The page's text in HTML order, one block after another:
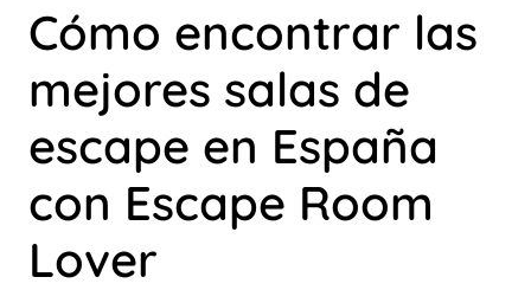
Cómo encontrar las
mejores salas de
escape en España
con Escape Room
Lover